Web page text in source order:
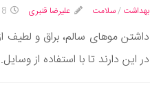
بهداشت /سلامت علیرضا قنبری 8 آبان, 1398
داشتن مو‌های سالم، براق و
در این دارند تا با استفاده از